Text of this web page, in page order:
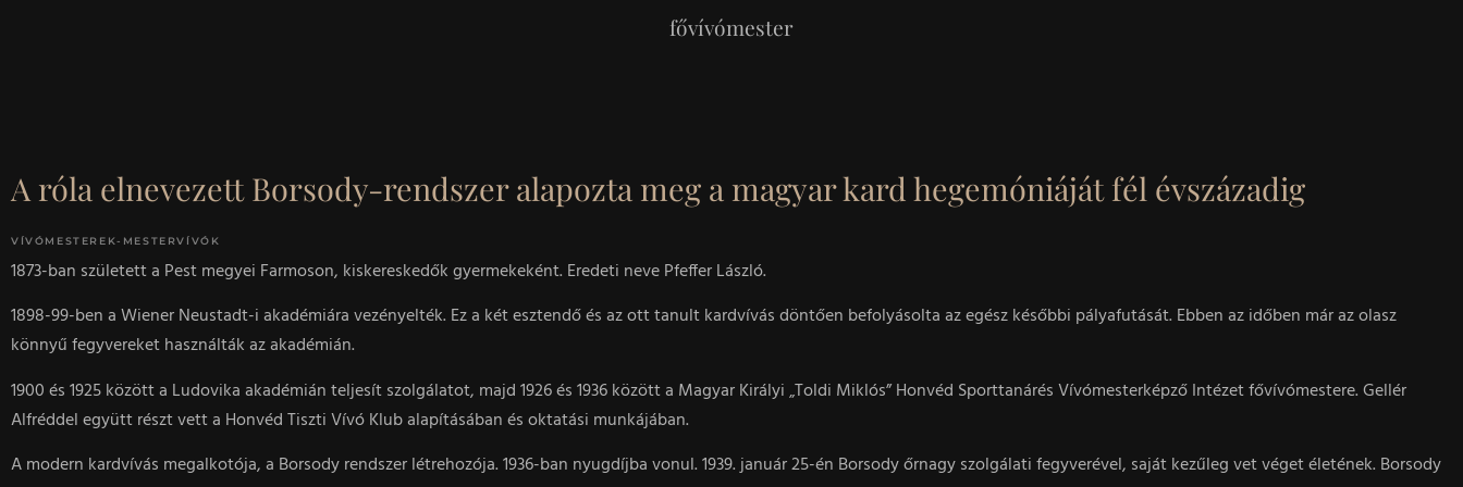
fővívómester
A róla elnevezett Borsody-rendszer alapozta meg a magyar kard hegemóniáját fél évszázadig
VÍVÓMESTEREK-MESTERVÍVÓK
1873-ban született a Pest megyei Farmoson, kiskereskedők gyermekeként. Eredeti neve Pfeffer László.
1898-99-ben a Wiener Neustadt-i akadémiára vezényelték. Ez a két esztendő és az ott tanult kardvívás döntően befolyásolta az egész későbbi pályafutását. Ebben az időben már az olasz
könnyű fegyvereket használták az akadémián.
1900 és 1925 között a Ludovika akadémián teljesít szolgálatot, majd 1926 és 1936 között a Magyar Királyi „Toldi Miklós” Honvéd Sporttanárés Vívómesterképző Intézet fővívómestere. Gellér
Alfréddel együtt részt vett a Honvéd Tiszti Vívó Klub alapításában és oktatási munkájában.
A modern kardvívás megalkotója, a Borsody rendszer létrehozója. 1936-ban nyugdíjba vonul. 1939. január 25-én Borsody őrnagy szolgálati fegyverével, saját kezűleg vet véget életének. Borsody